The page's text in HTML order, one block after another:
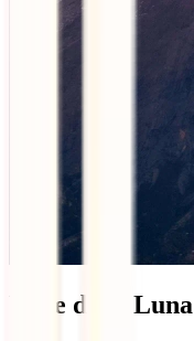
Valle de la Luna